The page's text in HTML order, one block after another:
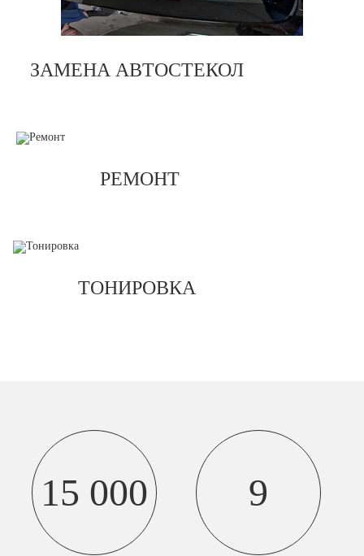
ЗАМЕНА АВТОСТЕКОЛ
РЕМОНТ
ТОНИРОВКА
15 000 9